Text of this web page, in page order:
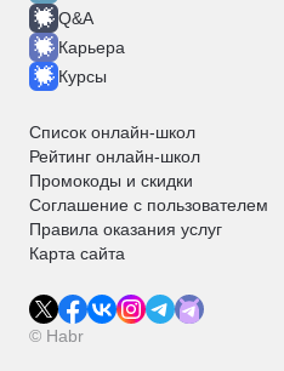
Q&A
Карьера
Курсы
Список онлайн-школ
Рейтинг онлайн-школ
Промокоды и скидки
Соглашение с пользователем
Правила оказания услуг
Карта сайта
© Habr